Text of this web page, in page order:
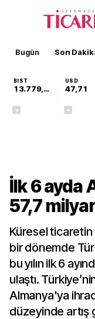
Bugün Son
BIST
13.779,39
USD
47,71
İlk 6 ayda
57,7
Küresel
bir dönemde
bu yılın ilk 6
ulaştı.
Almanya'ya
düzeyinde artış